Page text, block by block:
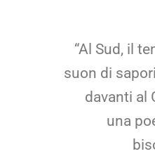
“Al Sud, il
suon di
davanti al
una